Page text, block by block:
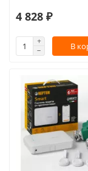
4 828 ₽
В